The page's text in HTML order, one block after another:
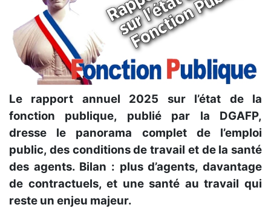
Le rapport annuel 2025 sur l’état de la
fonction publique, publié par la DGAFP,
dresse le panorama complet de l’emploi
public, des conditions de travail et de la santé
des agents. Bilan : plus d’agents, davantage
de contractuels, et une santé au travail qui
reste un enjeu majeur.